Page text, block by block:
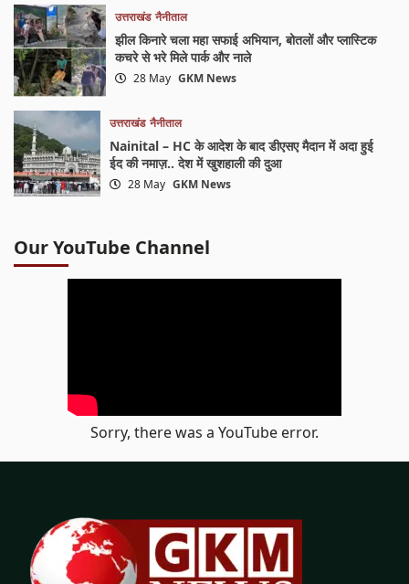
उत्तराखंड नैनीताल
झील किनारे चला महा सफाई अभियान, बोतलों और प्लास्टिक
कचरे से भरे मिले पार्क और नाले
28 May GKM News
उत्तराखंड नैनीताल
Nainital – HC के आदेश के बाद डीएसए मैदान में अदा हुई
ईद की नमाज़.. देश में खुशहाली की दुआ
28 May GKM News
Our YouTube Channel
Sorry, there was a YouTube error.